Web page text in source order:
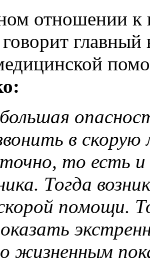
отношении к
главный
в
то есть
Тогда
помощи.
жизненным